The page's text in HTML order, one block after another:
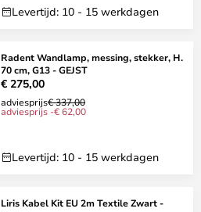
Levertijd: 10 - 15 werkdagen
Radent Wandlamp, messing, stekker, H.
70 cm, G13 - GEJST
€ 275,00
adviesprijs€ 337,00
adviesprijs -€ 62,00
Levertijd: 10 - 15 werkdagen
Liris Kabel Kit EU 2m Textile Zwart -